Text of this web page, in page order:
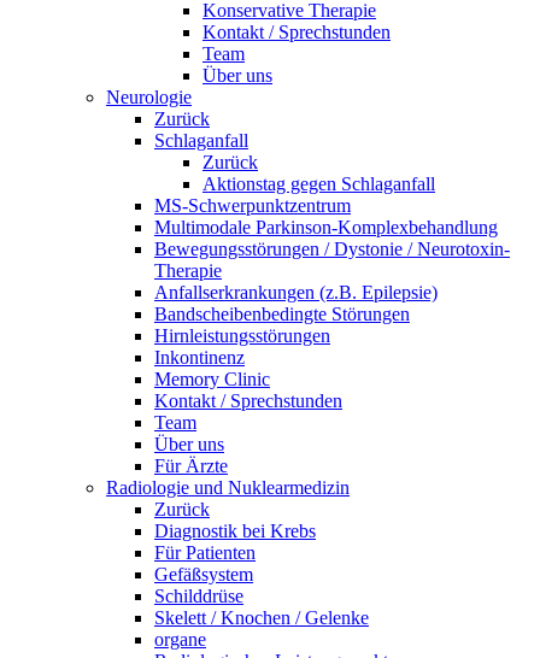
Konservative Therapie
Kontakt / Sprechstunden
Team
Über uns
Neurologie
Zurück
Schlaganfall
Zurück
Aktionstag gegen Schlaganfall
MS-Schwerpunktzentrum
Multimodale Parkinson-Komplexbehandlung
Bewegungsstörungen / Dystonie / Neurotoxin-
Therapie
Anfallserkrankungen (z.B. Epilepsie)
Bandscheibenbedingte Störungen
Hirnleistungsstörungen
Inkontinenz
Memory Clinic
Kontakt / Sprechstunden
Team
Über uns
Für Ärzte
Radiologie und Nuklearmedizin
Zurück
Diagnostik bei Krebs
Für Patienten
Gefäßsystem
Schilddrüse
Skelett / Knochen / Gelenke
organe